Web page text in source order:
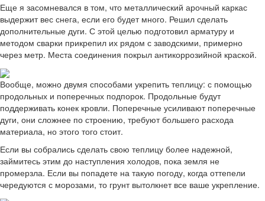
Еще я засомневался в том, что металлический арочный каркас
выдержит вес снега, если его будет много. Решил сделать
дополнительные дуги. С этой целью подготовил арматуру и
методом сварки прикрепил их рядом с заводскими, примерно
через метр. Места соединения покрыл антикоррозийной краской.
Вообще, можно двумя способами укрепить теплицу: с помощью
продольных и поперечных подпорок. Продольные будут
поддерживать конек кровли. Поперечные усиливают поперечные
дуги, они сложнее по строению, требуют большего расхода
материала, но этого того стоит.
Если вы собрались сделать свою теплицу более надежной,
займитесь этим до наступления холодов, пока земля не
промерзла. Если вы попадете на такую погоду, когда оттепели
чередуются с морозами, то грунт вытолкнет все ваше укрепление.